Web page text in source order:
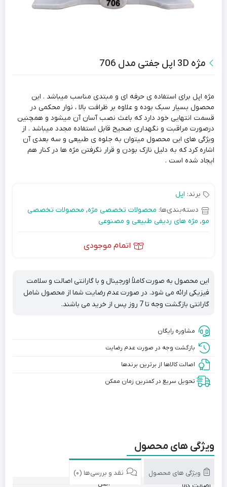
مژه 3D اپل جفتی مدل 706
مژه اپل برای استفاده ی حرفه ای و مبتدی مناسب میباشد . این
محصول بسیار سبک بوده و علاوه بر ظرافت بالا ، نوار محکمی در
قسمت انتهایی خود دارد که باعث نصب آسان آن میشود و همچنین
درصورت مراقبت و نگهداری صحیح قابل استفاده مجدد میباشد . از
ویژگی های این محصول میتوان به جلوه ی طبیعی و سه بعدی آن
اشاره کرد که به دلیل نازک بودن و قرار نگرفتن مژه ها در کنار هم
ایجاد شده است .
برند: اپل
دسته‌بندی‌ها: محصولات تخصصی مژه, محصولات تخصصی
مو, مژه های ردیفی طبیعی و مصنوعی
اتمام موجودی
این محصول به صورت کاملاً اورجینال و با گارانتی اصالت و سلامت
فیزیکی ارائه می شود. در صورت عدم رضایت شما از محصول شامل
گارانتی بازگشت وجه تا 7 روز پس از خرید می باشند.
مشاوره رایگان
بازگشت وجه در صورت عدم رضایت
اصالت کالاها از برترین برندها
تحویل سریع در کمترین زمان ممکن
ویژگی های محصول نقد و بررسی‌ها (0)
ویژگی های محصول
برند
اصل